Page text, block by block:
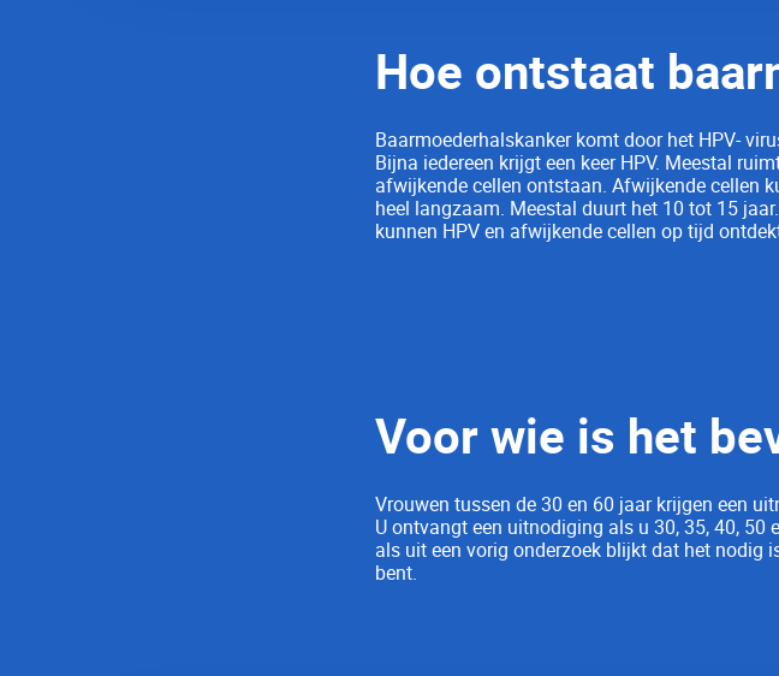
Hoe ontstaat
Baarmoederhalskanker komt door het HPV-
Bijna iedereen krijgt een keer HPV. Meestal
afwijkende cellen ontstaan. Afwijkende cellen
heel langzaam. Meestal duurt het 10 tot 15
kunnen HPV en afwijkende cellen op tijd
Voor wie is het
Vrouwen tussen de 30 en 60 jaar krijgen een
U ontvangt een uitnodiging als u 30, 35, 40, 50
als uit een vorig onderzoek blijkt dat het nodig
bent.